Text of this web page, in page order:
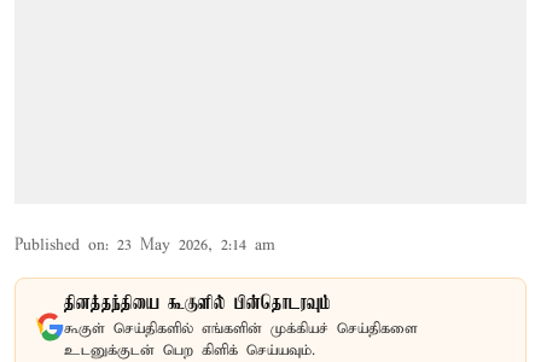
Published on: 23 May 2026, 2:14 am
தினத்தந்தியை கூகுளில் பின்தொடரவும்
கூகுள் செய்திகளில் எங்களின் முக்கியச் செய்திகளை
உடனுக்குடன் பெற கிளிக் செய்யவும்.